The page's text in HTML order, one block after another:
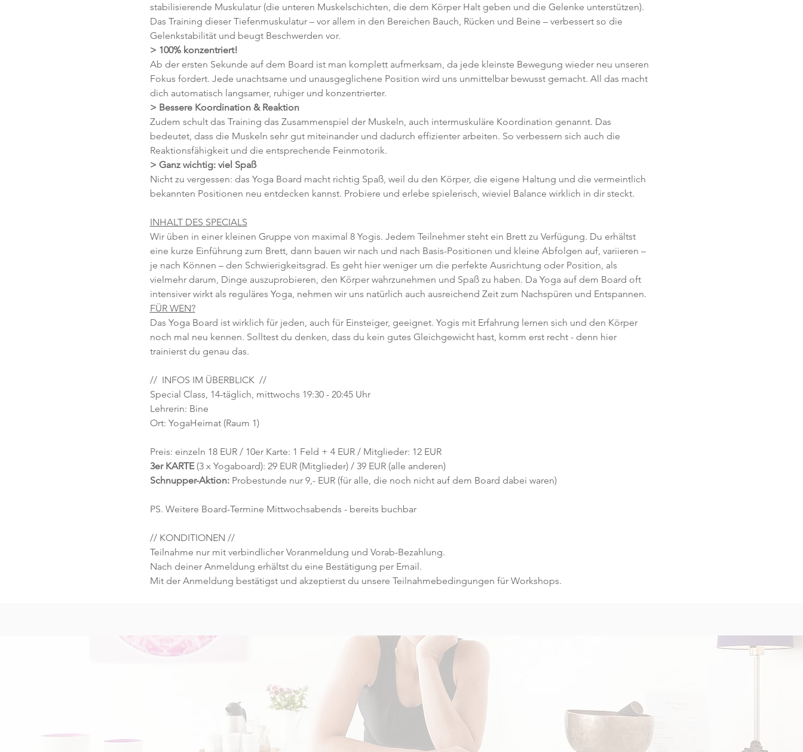
stabilisierende Muskulatur (die unteren Muskelschichten, die dem Körper Halt geben und die Gelenke unterstützen).
Das Training dieser Tiefenmuskulatur – vor allem in den Bereichen Bauch, Rücken und Beine – verbessert so die
Gelenkstabilität und beugt Beschwerden vor.
> 100% konzentriert!
Ab der ersten Sekunde auf dem Board ist man komplett aufmerksam, da jede kleinste Bewegung wieder neu unseren
Fokus fordert. Jede unachtsame und unausgeglichene Position wird uns unmittelbar bewusst gemacht. All das macht
dich automatisch langsamer, ruhiger und konzentrierter.
> Bessere Koordination & Reaktion
Zudem schult das Training das Zusammenspiel der Muskeln, auch intermuskuläre Koordination genannt. Das
bedeutet, dass die Muskeln sehr gut miteinander und dadurch effizienter arbeiten. So verbessern sich auch die
Reaktionsfähigkeit und die entsprechende Feinmotorik.
> Ganz wichtig: viel Spaß
Nicht zu vergessen: das Yoga Board macht richtig Spaß, weil du den Körper, die eigene Haltung und die vermeintlich
bekannten Positionen neu entdecken kannst. Probiere und erlebe spielerisch, wieviel Balance wirklich in dir steckt.
INHALT DES SPECIALS
Wir üben in einer kleinen Gruppe von maximal 8 Yogis. Jedem Teilnehmer steht ein Brett zu Verfügung. Du erhältst
eine kurze Einführung zum Brett, dann bauen wir nach und nach Basis-Positionen und kleine Abfolgen auf, variieren –
je nach Können – den Schwierigkeitsgrad. Es geht hier weniger um die perfekte Ausrichtung oder Position, als
vielmehr darum, Dinge auszuprobieren, den Körper wahrzunehmen und Spaß zu haben. Da Yoga auf dem Board oft
intensiver wirkt als reguläres Yoga, nehmen wir uns natürlich auch ausreichend Zeit zum Nachspüren und Entspannen.
FÜR WEN?
Das Yoga Board ist wirklich für jeden, auch für Einsteiger, geeignet. Yogis mit Erfahrung lernen sich und den Körper
noch mal neu kennen. Solltest du denken, dass du kein gutes Gleichgewicht hast, komm erst recht - denn hier
trainierst du genau das.
//  INFOS IM ÜBERBLICK  //
Special Class, 14-täglich, mittwochs 19:30 - 20:45 Uhr
Lehrerin: Bine
Ort: YogaHeimat (Raum 1)
Preis: einzeln 18 EUR / 10er Karte: 1 Feld + 4 EUR / Mitglieder: 12 EUR
3er KARTE (3 x Yogaboard): 29 EUR (Mitglieder) / 39 EUR (alle anderen)
Schnupper-Aktion: Probestunde nur 9,- EUR (für alle, die noch nicht auf dem Board dabei waren)
PS. Weitere Board-Termine Mittwochsabends - bereits buchbar
// KONDITIONEN //
Teilnahme nur mit verbindlicher Voranmeldung und Vorab-Bezahlung.
Nach deiner Anmeldung erhältst du eine Bestätigung per Email.
Mit der Anmeldung bestätigst und akzeptierst du unsere Teilnahmebedingungen für Workshops.